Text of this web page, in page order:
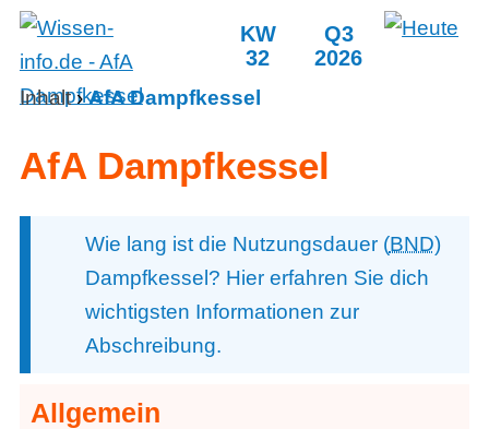
KW
32
Q3
2026
Inhalt›AfA Dampfkessel
AfA Dampfkessel
Wie lang ist die Nutzungsdauer (BND)
Dampfkessel? Hier erfahren Sie dich
wichtigsten Informationen zur
Abschreibung.
Allgemein